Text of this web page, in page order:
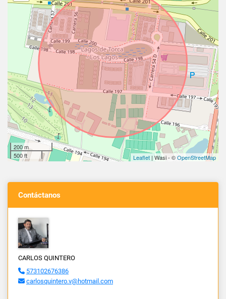
200 m
500 ft
Leaflet | Wasi - ©OpenStreetMap
Contáctanos
CARLOS QUINTERO
573102676386
carlosquintero.v@hotmail.com